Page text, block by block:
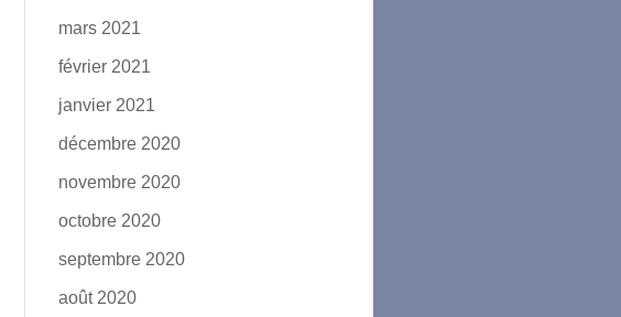
mars 2021
février 2021
janvier 2021
décembre 2020
novembre 2020
octobre 2020
septembre 2020
août 2020